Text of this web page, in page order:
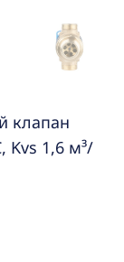
клапан
Kvs 1,6 м³/